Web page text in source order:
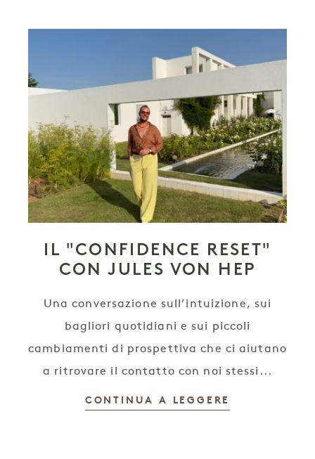
IL "CONFIDENCE RESET"
CON JULES VON HEP
Una conversazione sull’intuizione, sui
bagliori quotidiani e sui piccoli
cambiamenti di prospettiva che ci aiutano
a ritrovare il contatto con noi stessi...
CONTINUA A LEGGERE